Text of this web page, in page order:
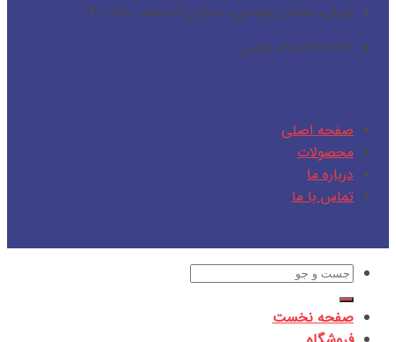
تهران، خیابان بهشتی، خیابان اندیشه، پلاک ۴۰
۰۲۱۸۶۰۲۷۸۳۸ فکس
صفحه اصلی
محصولات
درباره ما
تماس با ما
جستجو
برای:
صفحه نخست